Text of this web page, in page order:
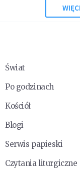
Świat
Po godzinach
Kościół
Blogi
Serwis papieski
Czytania liturgiczne